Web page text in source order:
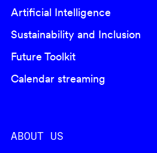
Artificial Intelligence
Sustainability and Inclusion
Future Toolkit
Calendar streaming
ABOUT US